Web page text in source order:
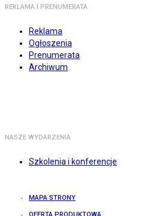
REKLAMA I PRENUMERATA
Reklama
Ogłoszenia
Prenumerata
Archiwum
NASZE WYDARZENIA
Szkolenia i konferencje
MAPA STRONY